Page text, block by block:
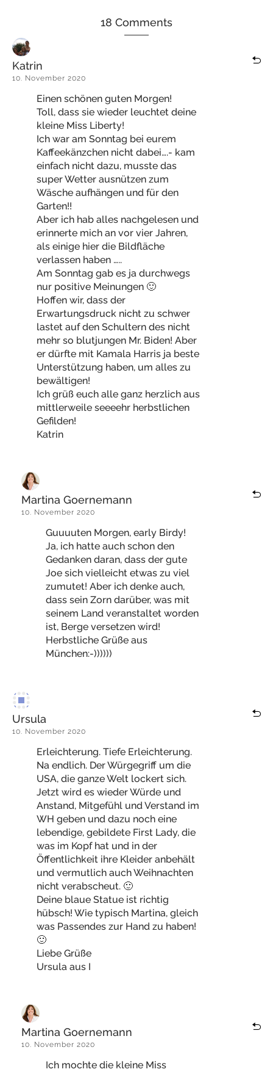
18 Comments
Katrin
10. November 2020
Einen schönen guten Morgen!
Toll, dass sie wieder leuchtet deine
kleine Miss Liberty!
Ich war am Sonntag bei eurem
Kaffeekänzchen nicht dabei….- kam
einfach nicht dazu, musste das
super Wetter ausnützen zum
Wäsche aufhängen und für den
Garten!!
Aber ich hab alles nachgelesen und
erinnerte mich an vor vier Jahren,
als einige hier die Bildfläche
verlassen haben …..
Am Sonntag gab es ja durchwegs
nur positive Meinungen 🙂
Hoffen wir, dass der
Erwartungsdruck nicht zu schwer
lastet auf den Schultern des nicht
mehr so blutjungen Mr. Biden! Aber
er dürfte mit Kamala Harris ja beste
Unterstützung haben, um alles zu
bewältigen!
Ich grüß euch alle ganz herzlich aus
mittlerweile seeeehr herbstlichen
Gefilden!
Katrin
Martina Goernemann
10. November 2020
Guuuuten Morgen, early Birdy!
Ja, ich hatte auch schon den
Gedanken daran, dass der gute
Joe sich vielleicht etwas zu viel
zumutet! Aber ich denke auch,
dass sein Zorn darüber, was mit
seinem Land veranstaltet worden
ist, Berge versetzen wird!
Herbstliche Grüße aus
München:-))))))
Ursula
10. November 2020
Erleichterung. Tiefe Erleichterung.
Na endlich. Der Würgegriff um die
USA, die ganze Welt lockert sich.
Jetzt wird es wieder Würde und
Anstand, Mitgefühl und Verstand im
WH geben und dazu noch eine
lebendige, gebildete First Lady, die
was im Kopf hat und in der
Öffentlichkeit ihre Kleider anbehält
und vermutlich auch Weihnachten
nicht verabscheut. 🙂
Deine blaue Statue ist richtig
hübsch! Wie typisch Martina, gleich
was Passendes zur Hand zu haben!
🙂
Liebe Grüße
Ursula aus I
Martina Goernemann
10. November 2020
Ich mochte die kleine Miss